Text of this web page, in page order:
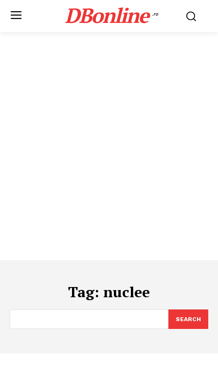
DBonline .ro
Tag: nuclee
SEARCH